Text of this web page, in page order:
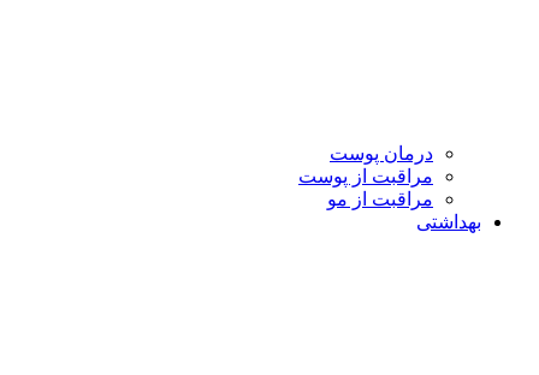
درمان پوست
مراقبت از پوست
مراقبت از مو
بهداشتی